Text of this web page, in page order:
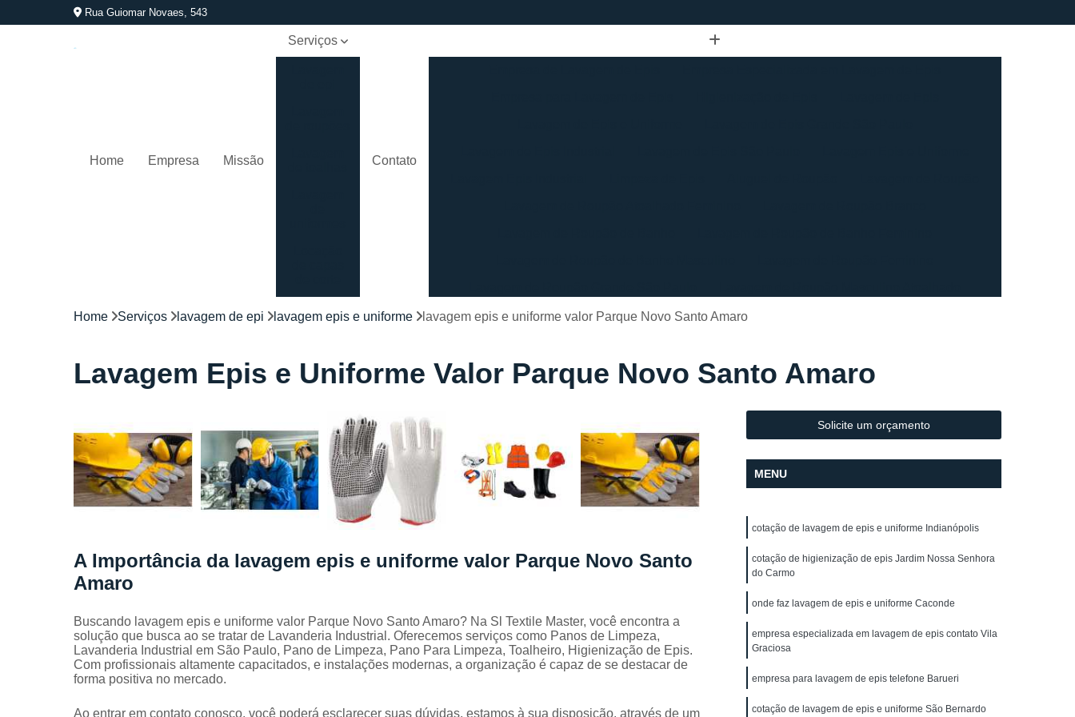
Rua Guiomar Novaes, 543
Home Empresa Missão
Serviços
de
Locação
de lençóis
de toalhas
de banho
Locação
de toalhas
de
manicure
de rosto
industriais
Mantas
absorvente
Contato
Lavagem de Roupão São Paulo
Locação de Roupão
Lavagem de Toalha de Banho
Lavagem de Toalha de Mesa
Lavagem de Toalha para Salão de Cabeleireiro
Lavagem de Toalha São Paulo
Lavagem Toalha de Banho
Empresa de Lavagem de Uniforme
Lavagem de Uniforme da Empresa
Lavagem de Uniforme de Trabalho
Lavagem de Uniforme e Epi
Lavagem de Uniforme Grande São Paulo
Lavagem de Uniforme São Paulo
Lavagem Especializada de Uniforme Industrial
Aluguel de Capa de Cortar Cabelo
Aluguel de Capa de Corte de Cabelo
Aluguel de Capa para Cortar Cabelo
Locação de Capa de Barbeiro
Home Serviços lavagem de epi lavagem epis e uniforme lavagem epis e uniforme valor Parque Novo Santo Amaro
Lavagem Epis e Uniforme Valor Parque Novo Santo Amaro
A Importância da lavagem epis e uniforme valor Parque Novo Santo
Amaro
Buscando lavagem epis e uniforme valor Parque Novo Santo Amaro? Na Sl Textile Master, você encontra a
solução que busca ao se tratar de Lavanderia Industrial. Oferecemos serviços como Panos de Limpeza,
Lavanderia Industrial em São Paulo, Pano de Limpeza, Pano Para Limpeza, Toalheiro, Higienização de Epis.
Com profissionais altamente capacitados, e instalações modernas, a organização é capaz de se destacar de
forma positiva no mercado.
Ao entrar em contato conosco, você poderá esclarecer suas dúvidas, estamos à sua disposição, através de um
Solicite um orçamento
MENU
cotação de lavagem de epis e uniforme Indianópolis
cotação de higienização de epis Jardim Nossa Senhora
do Carmo
onde faz lavagem de epis e uniforme Caconde
empresa especializada em lavagem de epis contato Vila
Graciosa
empresa para lavagem de epis telefone Barueri
cotação de lavagem de epis e uniforme São Bernardo